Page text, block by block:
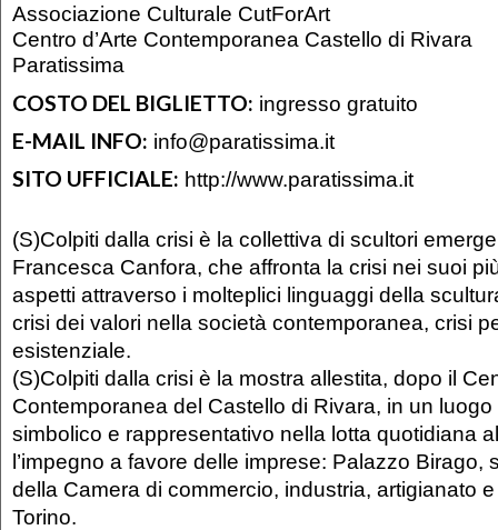
Associazione Culturale CutForArt
Centro d’Arte Contemporanea Castello di Rivara
Paratissima
COSTO DEL BIGLIETTO: ingresso gratuito
E-MAIL INFO: info@paratissima.it
SITO UFFICIALE: http://www.paratissima.it
(S)Colpiti dalla crisi è la collettiva di scultori
Francesca Canfora, che affronta la crisi nei suoi
aspetti attraverso i molteplici linguaggi della
crisi dei valori nella società contemporanea, crisi
esistenziale.
(S)Colpiti dalla crisi è la mostra allestita, dopo il
Contemporanea del Castello di Rivara, in un
simbolico e rappresentativo nella lotta quotidiana
l’impegno a favore delle imprese: Palazzo Birago,
della Camera di commercio, industria, artigianato
Torino.